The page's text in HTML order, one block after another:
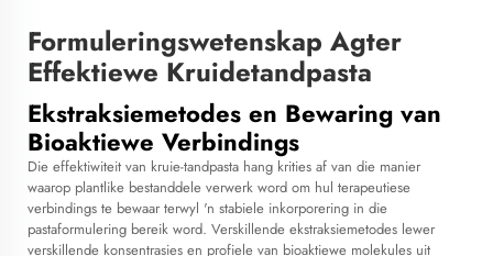
Formuleringswetenskap Agter
Effektiewe Kruidetandpasta
Ekstraksiemetodes en Bewaring van
Bioaktiewe Verbindings
Die effektiwiteit van kruie-tandpasta hang krities af van die manier
waarop plantlike bestanddele verwerk word om hul terapeutiese
verbindings te bewaar terwyl 'n stabiele inkorporering in die
pastaformulering bereik word. Verskillende ekstraksiemetodes lewer
verskillende konsentrasies en profiele van bioaktiewe molekules uit